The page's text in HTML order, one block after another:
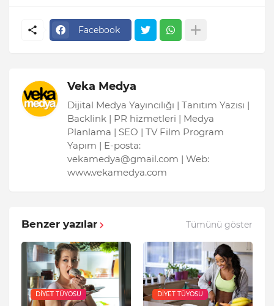
Facebook
Veka Medya
Dijital Medya Yayıncılığı | Tanıtım Yazısı |
Backlink | PR hizmetleri | Medya
Planlama | SEO | TV Film Program
Yapım | E-posta:
vekamedya@gmail.com | Web:
www.vekamedya.com
Benzer yazılar Tümünü göster
DIYET TÜYOSU DIYET TÜYOSU